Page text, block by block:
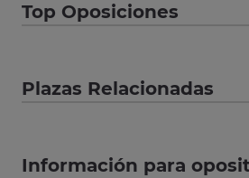
Top Oposiciones
Plazas Relacionadas
Información para